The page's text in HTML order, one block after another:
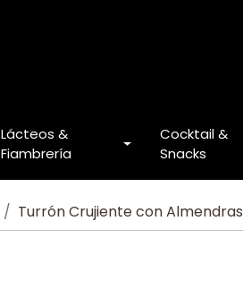
Lácteos &
Fiambrería
Cocktail &
Snacks
Turrón Crujiente con Almendras